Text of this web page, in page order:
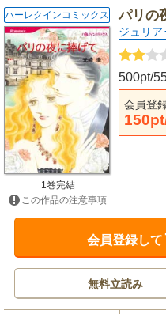
パリの
ジュリア
500pt/
会員登
ハーレクインコミックス
1巻完結
この作品の注意事項
会員登録して
無料立読み